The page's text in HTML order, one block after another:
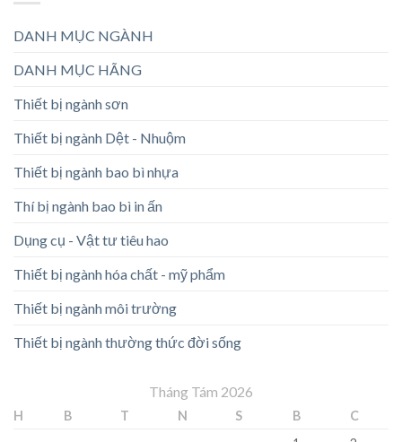
DANH MỤC NGÀNH
DANH MỤC HÃNG
Thiết bị ngành sơn
Thiết bị ngành Dệt - Nhuộm
Thiết bị ngành bao bì nhựa
Thí bị ngành bao bì in ấn
Dụng cụ - Vật tư tiêu hao
Thiết bị ngành hóa chất - mỹ phẩm
Thiết bị ngành môi trường
Thiết bị ngành thường thức đời sống
Tháng Tám 2026
H B T N S B
C